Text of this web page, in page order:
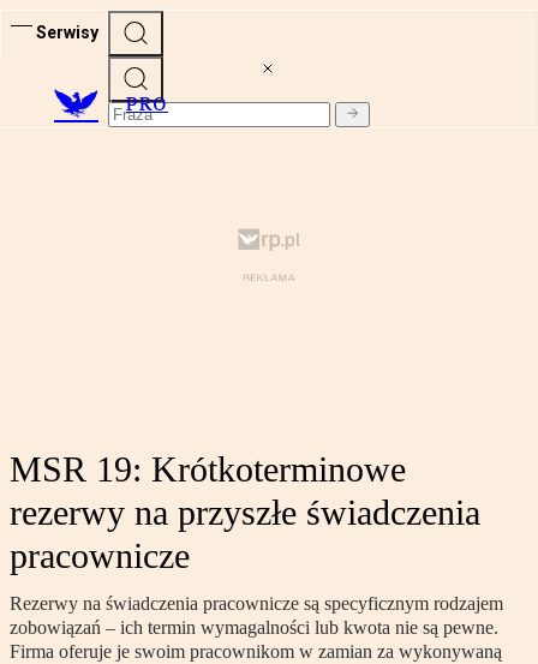
Serwisy
PRO
MSR 19: Krótkoterminowe
rezerwy na przyszłe świadczenia
pracownicze
Rezerwy na świadczenia pracownicze są specyficznym rodzajem
zobowiązań – ich termin wymagalności lub kwota nie są pewne.
Firma oferuje je swoim pracownikom w zamian za wykonywaną